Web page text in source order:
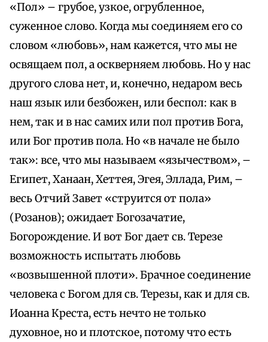
«Пол» – грубое, узкое, огрубленное,
суженное слово. Когда мы соединяем его со
словом «любовь», нам кажется, что мы не
освящаем пол, а оскверняем любовь. Но у нас
другого слова нет, и, конечно, недаром весь
наш язык или безбожен, или беспол: как в
нем, так и в нас самих или пол против Бога,
или Бог против пола. Но «в начале не было
так»: все, что мы называем «язычеством», –
Египет, Ханаан, Хеттея, Эгея, Эллада, Рим, –
весь Отчий Завет «струится от пола»
(Розанов); ожидает Богозачатие,
Богорождение. И вот Бог дает св. Терезе
возможность испытать любовь
«возвышенной плоти». Брачное соединение
человека с Богом для св. Терезы, как и для св.
Иоанна Креста, есть нечто не только
духовное, но и плотское, потому что есть